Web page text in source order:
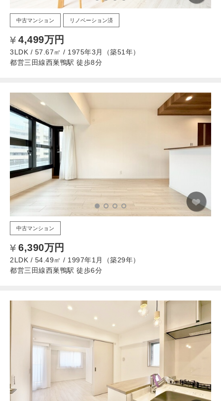
中古マンション リノベーション済
4,499万円
3LDK / 57.67㎡ / 1975年3月（築51年）
都営三田線西巣鴨駅 徒歩8分
中古マンション
6,390万円
2LDK / 54.49㎡ / 1997年1月（築29年）
都営三田線西巣鴨駅 徒歩6分